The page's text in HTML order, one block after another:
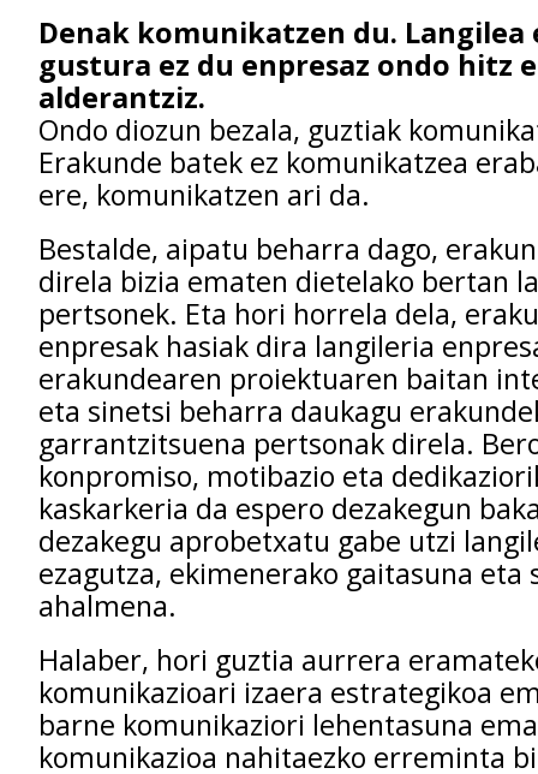
Denak komunikatzen du. Langilea
gustura ez du enpresaz ondo hitz
alderantziz.
Ondo diozun bezala, guztiak
Erakunde batek ez komunikatzea
ere, komunikatzen ari da.
Bestalde, aipatu beharra dago,
direla bizia ematen dietelako bertan
pertsonek. Eta hori horrela dela,
enpresak hasiak dira langileria
erakundearen proiektuaren baitan
eta sinetsi beharra daukagu
garrantzitsuena pertsonak direla.
konpromiso, motibazio eta
kaskarkeria da espero dezakegun
dezakegu aprobetxatu gabe utzi
ezagutza, ekimenerako gaitasuna eta
ahalmena.
Halaber, hori guztia aurrera
komunikazioari izaera estrategikoa
barne komunikaziori lehentasuna
komunikazioa nahitaezko erreminta